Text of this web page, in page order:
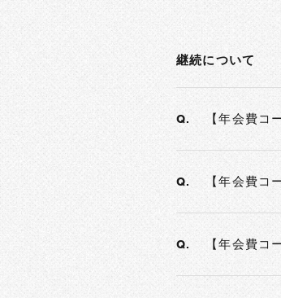
継続について
Q. 【年会費コ
Q. 【年会費
Q. 【年会費